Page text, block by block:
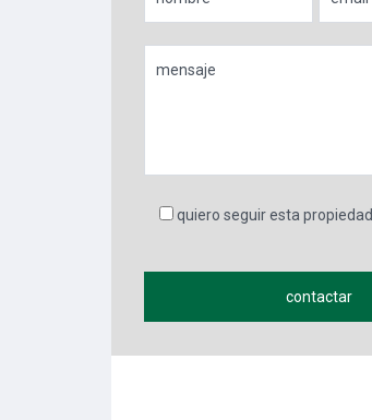
quiero seguir esta propiedad